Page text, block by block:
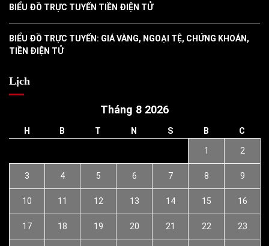
BIỂU ĐỒ TRỰC TUYẾN TIỀN ĐIỆN TỬ
BIỂU ĐỒ TRỰC TUYẾN: GIÁ VÀNG, NGOẠI TỆ, CHỨNG KHOÁN,
TIỀN ĐIỆN TỬ
Lịch
Tháng 8 2026
H B T N S B C
1 2
3 4 5 6 7 8 9
10 11 12 13 14 15 16
17 18 19 20 21 22 23